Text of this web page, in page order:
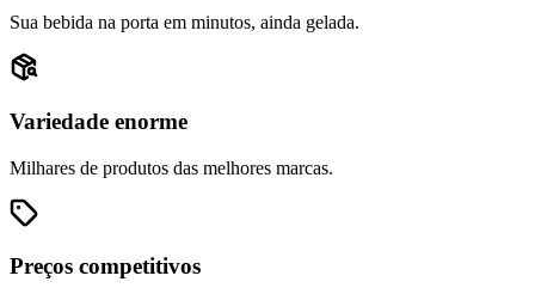
Sua bebida na porta em minutos, ainda gelada.
Variedade enorme
Milhares de produtos das melhores marcas.
Preços competitivos